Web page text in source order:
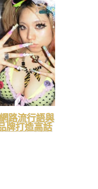
路流行語與
牌打造高話